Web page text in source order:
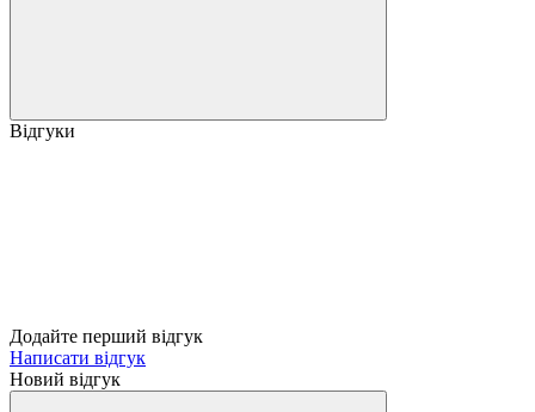
Відгуки
Додайте перший відгук
Написати відгук
Новий відгук